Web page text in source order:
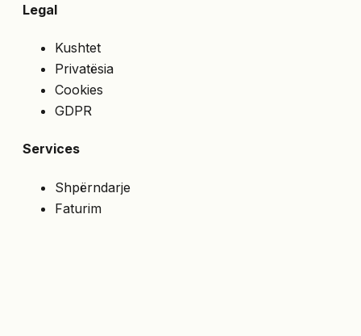
Legal
Kushtet
Privatësia
Cookies
GDPR
Services
Shpërndarje
Faturim